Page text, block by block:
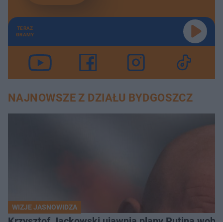
TERAZ
GRAMY
NAJNOWSZE Z DZIAŁU BYDGOSZCZ
WIZJE JASNOWIDZA